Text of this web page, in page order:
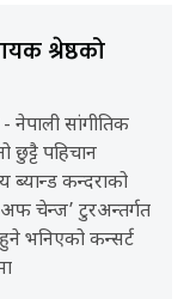
श्रेष्ठको
नेपाली सांगीतिक
छुट्टै पहिचान
ब्यान्ड कन्दराको
चेन्ज’ टुरअन्तर्गत
भनिएको कन्सर्ट